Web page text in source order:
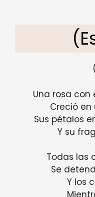
Una rosa con
Creció en
Sus pétalos
Y su
Todas las
Se
Y los